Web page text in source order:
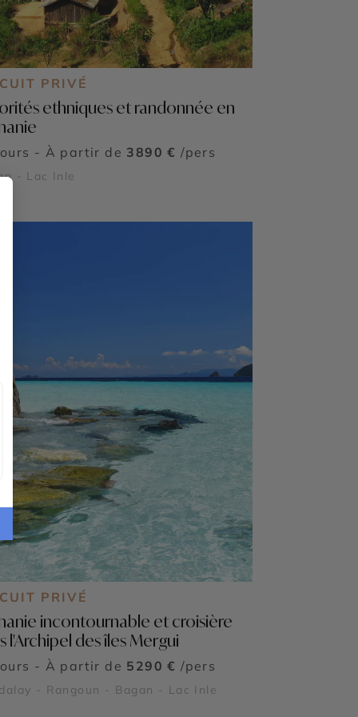
PRIVÉ
ethniques et randonnée en
- À partir de 3890 € /pers
- Lac Inle
PRIVÉ
incontournable et croisière
l'Archipel des îles Mergui
- À partir de 5290 € /pers
- Rangoun - Bagan - Lac Inle